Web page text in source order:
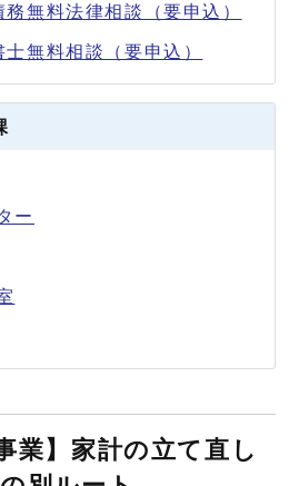
無料法律相談（要申込）
無料相談（要申込）
ー
業】家計の立て直し